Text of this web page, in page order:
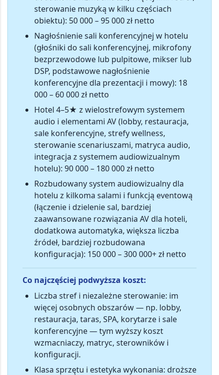
sterowanie muzyką w kilku częściach
obiektu): 50 000 – 95 000 zł netto
Nagłośnienie sali konferencyjnej w hotelu
(głośniki do sali konferencyjnej, mikrofony
bezprzewodowe lub pulpitowe, mikser lub
DSP, podstawowe nagłośnienie
konferencyjne dla prezentacji i mowy): 18
000 – 60 000 zł netto
Hotel 4–5★ z wielostrefowym systemem
audio i elementami AV(lobby, restauracja,
sale konferencyjne, strefy wellness,
sterowanie scenariuszami, matryca audio,
integracja z systemem audiowizualnym
hotelu): 90 000 – 180 000 zł netto
Rozbudowany system audiowizualny dla
hotelu z kilkoma salami i funkcją eventową
(łączenie i dzielenie sal, bardziej
zaawansowane rozwiązania AV dla hoteli,
dodatkowa automatyka, większa liczba
źródeł, bardziej rozbudowana
konfiguracja): 150 000 – 300 000+ zł netto
Co najczęściej podwyższa koszt:
Liczba stref i niezależne sterowanie: im
więcej osobnych obszarów — np. lobby,
restauracja, taras, SPA, korytarze i sale
konferencyjne — tym wyższy koszt
wzmacniaczy, matryc, sterowników i
konfiguracji.
Klasa sprzętu i estetyka wykonania: droższe